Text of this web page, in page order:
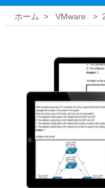
ホーム > VMware >